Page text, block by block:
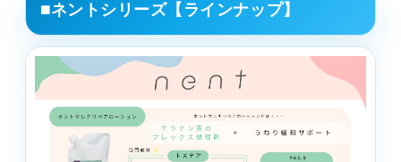
■ネントシリーズ【ラインナップ】